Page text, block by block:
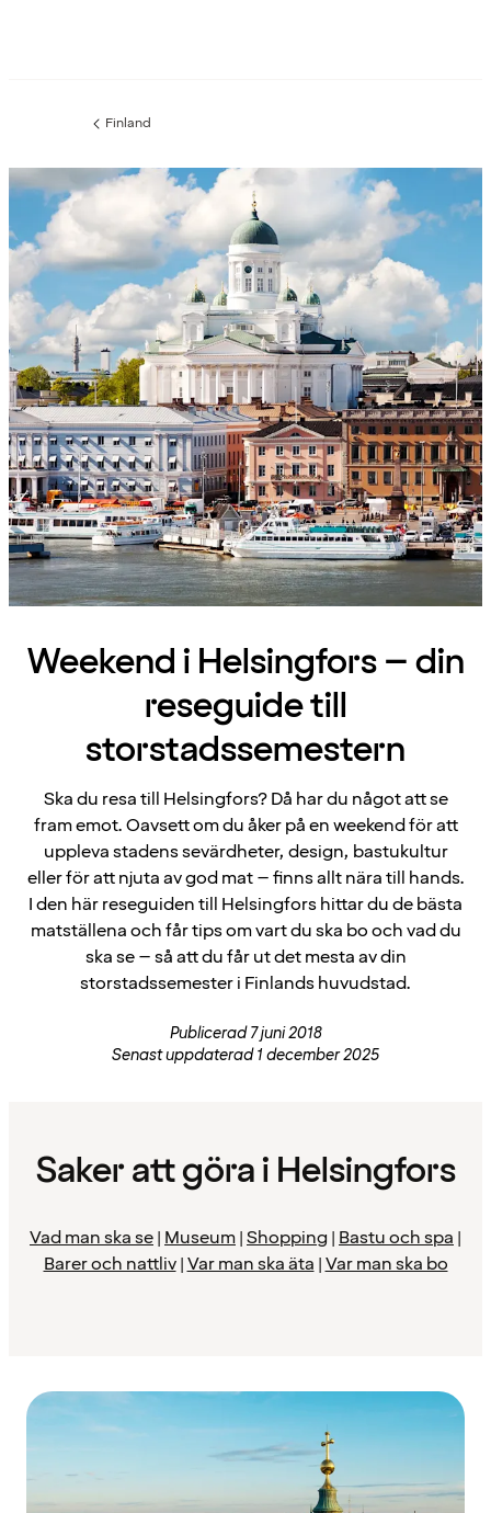
Föregående
Finland
Weekend i Helsingfors – din
reseguide till
storstadssemestern
Ska du resa till Helsingfors? Då har du något att se
fram emot. Oavsett om du åker på en weekend för att
uppleva stadens sevärdheter, design, bastukultur
eller för att njuta av god mat – finns allt nära till hands.
I den här reseguiden till Helsingfors hittar du de bästa
matställena och får tips om vart du ska bo och vad du
ska se – så att du får ut det mesta av din
storstadssemester i Finlands huvudstad.
Publicerad 7 juni 2018
Senast uppdaterad 1 december 2025
Saker att göra i Helsingfors
Vad man ska se| Museum|Shopping | Bastu och spa |
Barer och nattliv|Var man ska äta |Var man ska bo